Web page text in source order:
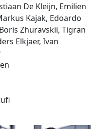
De Kleijn, Emilien
Kajak, Edoardo
Zhuravskii, Tigran
Elkjaer, Ivan